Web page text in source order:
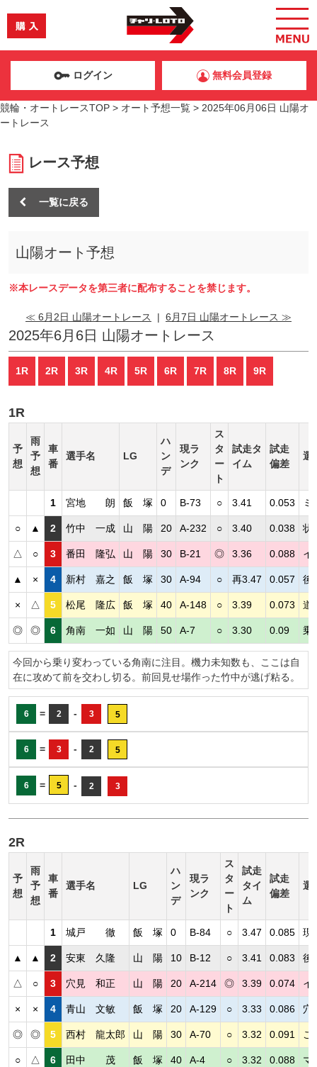
ログイン 無料会員登録
競輪・オートレースTOP > オート予想一覧 > 2025年06月06日 山陽オ
ートレース
レース予想
一覧に戻る
山陽オート予想
※本レースデータを第三者に配布することを禁じます。
≪ 6月2日 山陽オートレース | 6月7日 山陽オートレース ≫
2025年6月6日 山陽オートレース
1R 2R 3R 4R 5R 6R 7R 8R 9R
1R
予
想
雨
予
想
車
番
選手名 LG
ハ
ン
デ
現ラ
ンク
ス
タ
ー
ト
試走タ
イム
試走
偏差
選
1 宮地 朗 飯 塚 0 B-73 ○ 3.41 0.053 ミ
○ ▲ 2 竹中 一成 山 陽 20 A-232 ○ 3.40 0.038 状
△ ○ 3 番田 隆弘 山 陽 30 B-21 ◎ 3.36 0.088 イ
▲ × 4 新村 嘉之 飯 塚 30 A-94 ○ 再3.47 0.057 後
× △ 5 松尾 隆広 飯 塚 40 A-148 ○ 3.39 0.073 道
◎ ◎ 6 角南 一如 山 陽 50 A-7 ○ 3.30 0.09 乗
今回から乗り変わっている角南に注目。機力未知数も、ここは自
在に攻めて前を交わし切る。前回見せ場作った竹中が逃げ粘る。
6 = 2 - 3 5
6 = 3 - 2 5
6 = 5 - 2 3
2R
予
想
雨
予
想
車
番
選手名 LG
ハ
ン
デ
現ラ
ンク
ス
タ
ー
ト
試走
タイ
ム
試走
偏差
選
1 城戸 徹 飯 塚 0 B-84 ○ 3.47 0.085 現
▲ ▲ 2 安東 久隆 山 陽 10 B-12 ○ 3.41 0.083 後
△ ○ 3 穴見 和正 山 陽 20 A-214 ◎ 3.39 0.074 イ
× × 4 青山 文敏 飯 塚 20 A-129 ○ 3.33 0.086 穴
◎ ◎ 5 西村 龍太郎 山 陽 30 A-70 ○ 3.32 0.091 こ
○ △ 6 田中 茂 飯 塚 40 A-4 ○ 3.32 0.088 マ